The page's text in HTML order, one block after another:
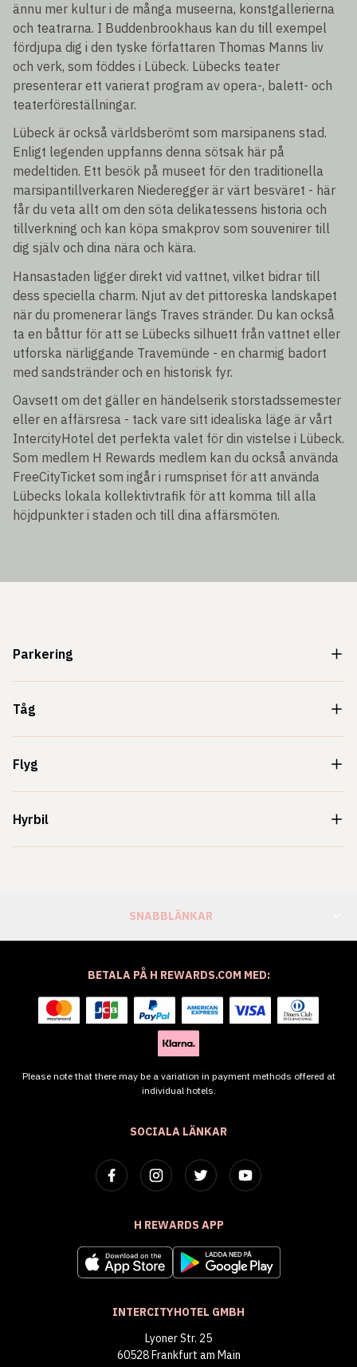
ännu mer kultur i de många museerna, konstgallerierna
och teatrarna. I Buddenbrookhaus kan du till exempel
fördjupa dig i den tyske författaren Thomas Manns liv
och verk, som föddes i Lübeck. Lübecks teater
presenterar ett varierat program av opera-, balett- och
teaterföreställningar.
Lübeck är också världsberömt som marsipanens stad.
Enligt legenden uppfanns denna sötsak här på
medeltiden. Ett besök på museet för den traditionella
marsipantillverkaren Niederegger är värt besväret - här
får du veta allt om den söta delikatessens historia och
tillverkning och kan köpa smakprov som souvenirer till
dig själv och dina nära och kära.
Hansastaden ligger direkt vid vattnet, vilket bidrar till
dess speciella charm. Njut av det pittoreska landskapet
när du promenerar längs Traves stränder. Du kan också
ta en båttur för att se Lübecks silhuett från vattnet eller
utforska närliggande Travemünde - en charmig badort
med sandstränder och en historisk fyr.
Oavsett om det gäller en händelserik storstadssemester
eller en affärsresa - tack vare sitt idealiska läge är vårt
IntercityHotel det perfekta valet för din vistelse i Lübeck.
Som medlem H Rewards medlem kan du också använda
FreeCityTicket som ingår i rumspriset för att använda
Lübecks lokala kollektivtrafik för att komma till alla
höjdpunkter i staden och till dina affärsmöten.
Parkering
Tåg
Flyg
Hyrbil
SNABBLÄNKAR
SOCIALA LÄNKAR
H REWARDS APP
INTERCITYHOTEL GMBH
Lyoner Str. 25
60528 Frankfurt am Main
BETALA PÅ H REWARDS.COM MED:
Please note that there may be a variation in payment methods offered at
individual hotels.